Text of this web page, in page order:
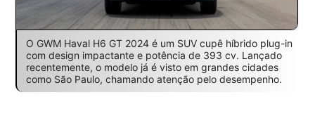
O GWM Haval H6 GT 2024 é um SUV cupê híbrido plug-in
com design impactante e potência de 393 cv. Lançado
recentemente, o modelo já é visto em grandes cidades
como São Paulo, chamando atenção pelo desempenho.